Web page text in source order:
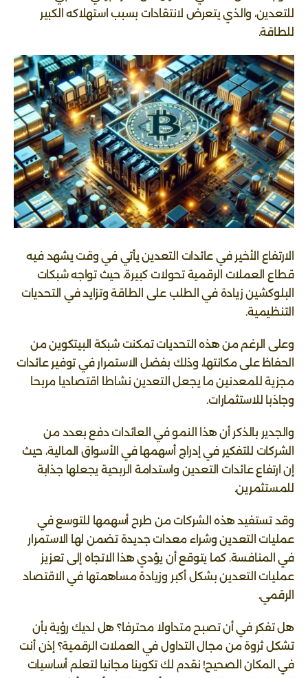
للتعدين، والذي يتعرض لانتقادات بسبب استهلاكه الكبير
للطاقة.
الارتفاع الأخير في عائدات التعدين يأتي في وقت يشهد فيه
قطاع العملات الرقمية تحولات كبيرة، حيث تواجه شبكات
البلوكشين زيادة في الطلب على الطاقة وتزايد في التحديات
التنظيمية.
وعلى الرغم من هذه التحديات تمكنت شبكة البيتكوين من
الحفاظ على مكانتها، وذلك بفضل الاستمرار في توفير عائدات
مجزية للمعدنين ما يجعل التعدين نشاطا اقتصاديا مربحا
وجاذبا للاستثمارات.
والجدير بالذكر أن هذا النمو في العائدات دفع بعدد من
الشركات للتفكير في إدراج أسهمها في الأسواق المالية، حيث
إن ارتفاع عائدات التعدين واستدامة الربحية يجعلها جذابة
للمستثمرين.
وقد تستفيد هذه الشركات من طرح أسهمها للتوسع في
عمليات التعدين وشراء معدات جديدة تضمن لها الاستمرار
في المنافسة. كما يتوقع أن يؤدي هذا الاتجاه إلى تعزيز
عمليات التعدين بشكل أكبر وزيادة مساهمتها في الاقتصاد
الرقمي.
هل تفكر في أن تصبح متداولا محترفا؟ هل لديك رؤية بأن
تشكل ثروة من مجال التداول في العملات الرقمية؟ إذن أنت
في المكان الصحيح! نقدم لك تكوينا مجانيا لتعلم أساسيات